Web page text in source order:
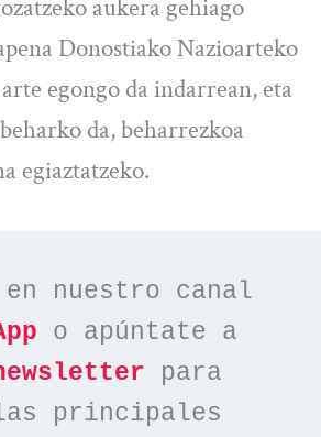
aukera gehiago
Donostiako Nazioarteko
egongo da indarrean, eta
da, beharrezkoa
egiaztatzeko.
en nuestro canal
o apúntate a
para
principales